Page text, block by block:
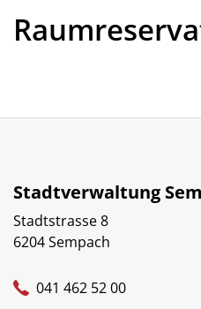
Stadtverwaltung
Stadtstrasse 8
6204 Sempach
041 462 52 00